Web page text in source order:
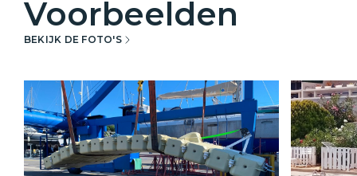
Voorbeelden
BEKIJK DE FOTO'S